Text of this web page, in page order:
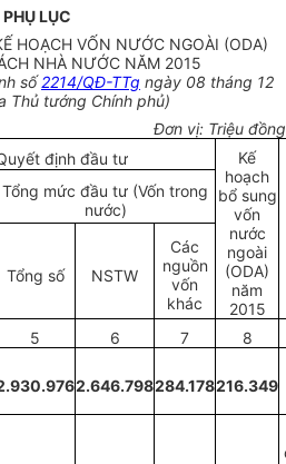
PHỤ LỤC
HOẠCH VỐN NƯỚC NGOÀI (ODA)
NHÀ NƯỚC NĂM 2015
số2214/QĐ-TTg ngày 08 tháng 12
Thủ tướng Chính phủ)
Đơn vị: Triệu đồng
định đầu tư
Kế
hoạch
bổ sung
vốn
nước
ngoài
(ODA)
năm
2015
Tổng mức đầu tư (Vốn trong
nước)
Tổng số NSTW
Các
nguồn
vốn
khác
5 6 7
8
2.646.798284.178216.349